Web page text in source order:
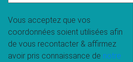
Vous acceptez que vos
coordonnées soient utilisées afin
de vous recontacter & affirmez
avoir pris connaissance de notre